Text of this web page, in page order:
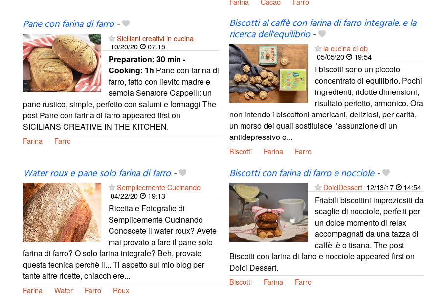
Pane con farina di farro-
Siciliani creativi in cucina
10/20/20
07:15
Preparation: 30 min -
Cooking: 1h Pane con farina di
farro, fatto con lievito madre e
semola Senatore Cappelli: un
pane rustico, simple, perfetto con salumi e formaggi The
post Pane con farina di farro appeared first on
SICILIANS CREATIVE IN THE KITCHEN.
Farina Farro
Biscotti al caffè con farina di farro integrale. e la
ricerca dell'equilibrio-
la cucina di qb
05/05/20
19:54
I biscotti sono un piccolo
concentrato di equilibrio. Pochi
ingredienti, ridotte dimensioni,
risultato perfetto, armonico. Ora
non intendo i biscottoni americani, deliziosi, per carità,
un morso dei quali sostituisce l’assunzione di un
antidepressivo o...
Biscotti Farina Farro
Water roux e pane solo farina di farro-
Semplicemente Cucinando
04/22/20
19:13
Ricetta e Fotografie di
Semplicemente Cucinando
Conoscete il water roux? Avete
mai provato a fare il pane solo
farina di farro? O solo farina integrale? Beh, provate
questa tecnica perchè il... Ti aspetto sul mio blog per
tante altre ricette, chiacchiere...
Farina Water Farro Roux
Biscotti con farina di farro e nocciole-
DolciDessert 12/13/17 14:54
Friabili biscottini impreziositi da
scaglie di nocciole, perfetti per
un dolce momento di relax
accompagnati da una tazza di
caffè tè o tisana. The post
Biscotti con farina di farro e nocciole appeared first on
Dolci Dessert.
Biscotti Farina Farro